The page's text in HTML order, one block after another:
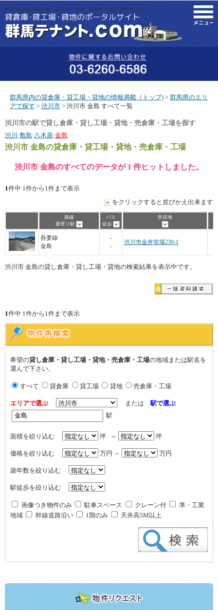
渋川市 金島の貸倉庫・貸工場・貸地・売倉庫・売工場|物件一覧。
群馬県内の貸倉庫・貸工場・貸地の情報満載（トップ) > 群馬県のエリ
アで探す > 渋川市 > 渋川市 金島 すべて一覧
渋川市の駅で貸し倉庫・貸し工場・貸地・売倉庫・工場を探す
渋川 /敷島/八木原/金島
渋川市 金島の貸倉庫・貸工場・貸地・売倉庫・工場
渋川市 金島のすべてのデータが 1 件ヒットしました。
1件中 1件から1件まで表示
をクリックすると並びかえ出来ます
路線
最寄り駅
バス
徒歩
所在地
吾妻線
金島
-
-
渋川市金井堂場239-1
渋川市 金島の貸し倉庫・貸し工場・貸地の検索結果を表示中です。
1件中 1件から1件まで表示
希望の貸し倉庫・貸し工場・貸地・売倉庫・工場の地域または駅名を
選んで下さい。
すべて 貸倉庫 貸工場 貸地 売倉庫・工場
エリアで選ぶ または駅で選ぶ
駅
面積を絞り込む 坪 ～ 坪
価格を絞り込む 万円 ～ 万円
築年数を絞り込む
駅徒歩を絞り込む
画像つき物件のみ 駐車スペース クレーン付
準・工業
地域
幹線道路沿い 1階のみ 天井高5M以上